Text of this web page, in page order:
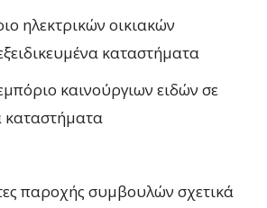
ηλεκτρικών οικιακών
καταστήματα
καινούργιων ειδών σε
καταστήματα
παροχής συμβουλών σχετικά